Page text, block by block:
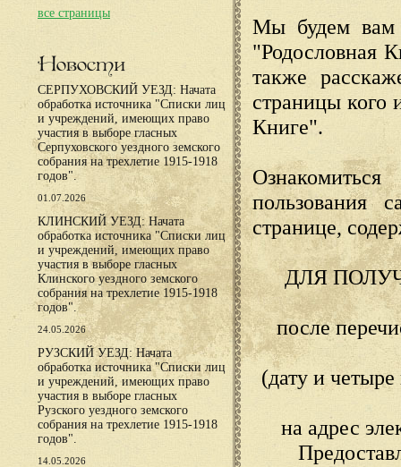
все страницы
Новости
СЕРПУХОВСКИЙ УЕЗД: Начата
обработка источника "Списки лиц
и учреждений, имеющих право
участия в выборе гласных
Серпуховского уездного земского
собрания на трехлетие 1915-1918
годов".
01.07.2026
КЛИНСКИЙ УЕЗД: Начата
обработка источника "Списки лиц
и учреждений, имеющих право
участия в выборе гласных
Клинского уездного земского
собрания на трехлетие 1915-1918
годов".
24.05.2026
РУЗСКИЙ УЕЗД: Начата
обработка источника "Списки лиц
и учреждений, имеющих право
участия в выборе гласных
Рузского уездного земского
собрания на трехлетие 1915-1918
годов".
14.05.2026
Мы будем вам
"Родословная
также
страницы кого
Книге".
пользования
странице,
ДЛЯ
после
(дату и
на адрес